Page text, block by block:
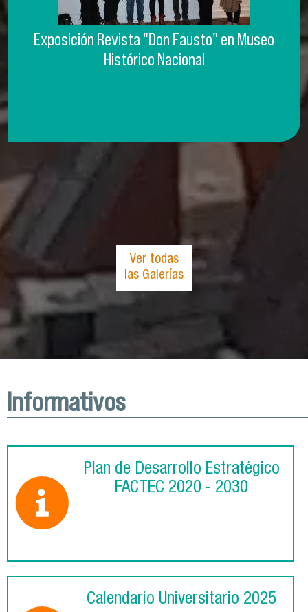
Exposición Revista "Don Fausto" en Museo
Histórico Nacional
Ver todas
las Galerías
Informativos
Plan de Desarrollo Estratégico
FACTEC 2020 - 2030
Calendario Universitario 2025